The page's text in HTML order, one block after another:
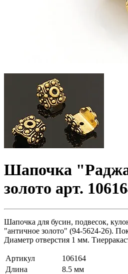
Шапочка
золото арт.
Шапочка для бусин, подвесок,
"античное золото" (94-5624-26).
Диаметр отверстия 1 мм.
Артикул
106164
Длина
8.5 мм